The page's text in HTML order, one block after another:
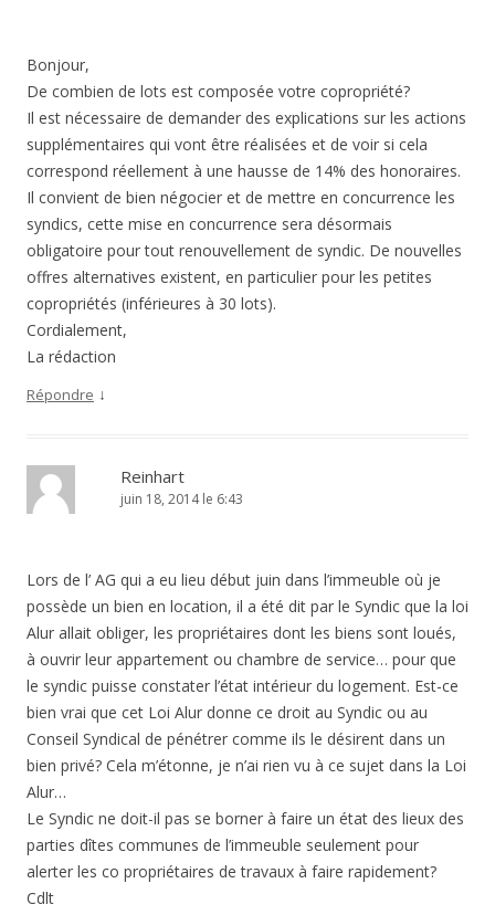
Bonjour,
De combien de lots est composée votre copropriété?
Il est nécessaire de demander des explications sur les actions
supplémentaires qui vont être réalisées et de voir si cela
correspond réellement à une hausse de 14% des honoraires.
Il convient de bien négocier et de mettre en concurrence les
syndics, cette mise en concurrence sera désormais
obligatoire pour tout renouvellement de syndic. De nouvelles
offres alternatives existent, en particulier pour les petites
copropriétés (inférieures à 30 lots).
Cordialement,
La rédaction
Répondre ↓
Reinhart
juin 18, 2014 le 6:43
Lors de l’ AG qui a eu lieu début juin dans l’immeuble où je
possède un bien en location, il a été dit par le Syndic que la loi
Alur allait obliger, les propriétaires dont les biens sont loués,
à ouvrir leur appartement ou chambre de service… pour que
le syndic puisse constater l’état intérieur du logement. Est-ce
bien vrai que cet Loi Alur donne ce droit au Syndic ou au
Conseil Syndical de pénétrer comme ils le désirent dans un
bien privé? Cela m’étonne, je n’ai rien vu à ce sujet dans la Loi
Alur…
Le Syndic ne doit-il pas se borner à faire un état des lieux des
parties dîtes communes de l’immeuble seulement pour
alerter les co propriétaires de travaux à faire rapidement?
Cdlt